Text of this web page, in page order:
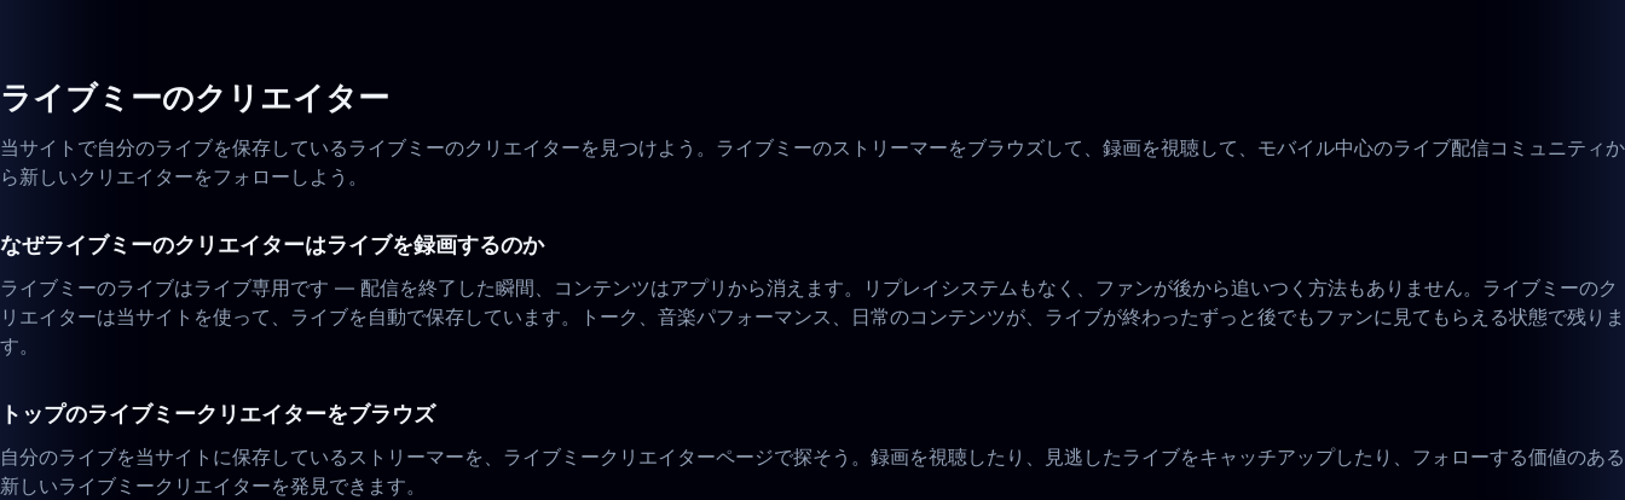
ライブミーのクリエイター
当サイトで自分のライブを保存しているライブミーのクリエイターを見つけよう。ライブミーのストリーマーをブラウズして、録画を視聴して、モバイル中心のライブ配信コミュニティか
ら新しいクリエイターをフォローしよう。
なぜライブミーのクリエイターはライブを録画するのか
ライブミーのライブはライブ専用です — 配信を終了した瞬間、コンテンツはアプリから消えます。リプレイシステムもなく、ファンが後から追いつく方法もありません。ライブミーのク
リエイターは当サイトを使って、ライブを自動で保存しています。トーク、音楽パフォーマンス、日常のコンテンツが、ライブが終わったずっと後でもファンに見てもらえる状態で残りま
す。
トップのライブミークリエイターをブラウズ
自分のライブを当サイトに保存しているストリーマーを、ライブミークリエイターページで探そう。録画を視聴したり、見逃したライブをキャッチアップしたり、フォローする価値のある
新しいライブミークリエイターを発見できます。